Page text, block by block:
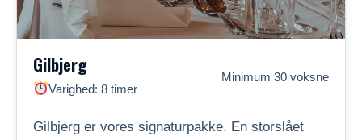
Gilbjerg
Varighed: 8 timer
Minimum 30 voksne
Gilbjerg er vores signaturpakke. En storslået